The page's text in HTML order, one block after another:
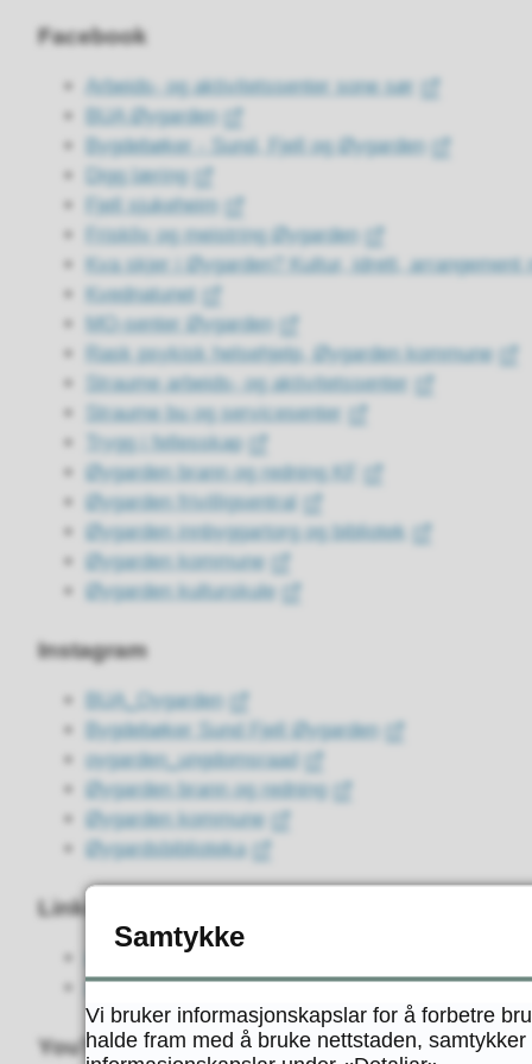
Facebook
Arbeids- og aktivitetssenter sone sør
BUA Øygarden
Bygdebøker - Sund, Fjell og Øygarden
Digg læring
Fjell sjukeheim
Friskliv og meistring Øygarden
Kva skjer i Øygarden? Kultur, idrett, arrangement
Kvednatunet
MO-senter Øygarden
Rask psykisk helsehjelp, Øygarden kommune
Straume arbeids- og aktivitetssenter
Straume bu og servicesenter
Trygg i fellesskap
Øygarden brann og redning KF
Øygarden frivilligsentral
Øygarden innbyggartorg og bibliotek
Øygarden kommune
Øygarden kulturskule
Instagram
BUA_Oygarden
Bygdebøker Sund Fjell Øygarden
oygarden_ungdomsraad
Øygarden brann og redning
Øygarden kommune
Øygardsbiblioteka
LinkedIn
Øygarden kommune
Øygarden næringsutvikling
YouTube
Samtykke
Vi bruker informasjonskapslar for å forbetre
halde fram med å bruke nettstaden,